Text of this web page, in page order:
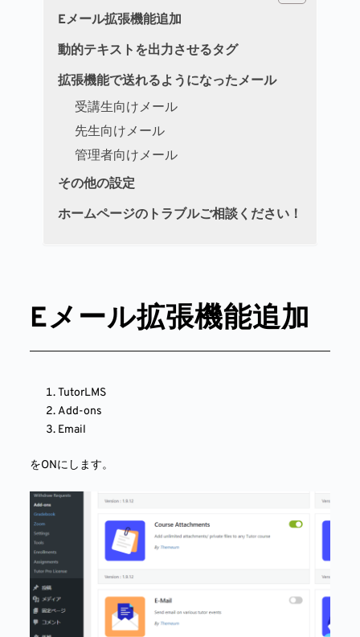
Eメール拡張機能追加
動的テキストを出力させるタグ
拡張機能で送れるようになったメール
受講生向けメール
先生向けメール
管理者向けメール
その他の設定
ホームページのトラブルご相談ください！
Eメール拡張機能追加
TutorLMS
Add-ons
Email
をONにします。